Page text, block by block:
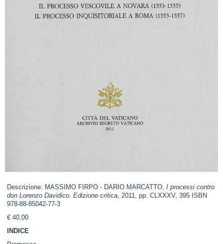
Descrizione: MASSIMO FIRPO - DARIO MARCATTO,I processi contro
don Lorenzo Davidico. Edizione critica, 2011, pp. CLXXXV, 395 ISBN
978-88-85042-77-3
€ 40,00
INDICE